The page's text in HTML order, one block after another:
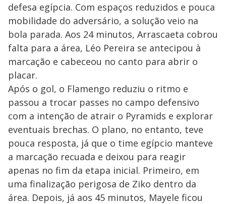
defesa egípcia. Com espaços reduzidos e pouca
mobilidade do adversário, a solução veio na
bola parada. Aos 24 minutos, Arrascaeta cobrou
falta para a área, Léo Pereira se antecipou à
marcação e cabeceou no canto para abrir o
placar.
Após o gol, o Flamengo reduziu o ritmo e
passou a trocar passes no campo defensivo
com a intenção de atrair o Pyramids e explorar
eventuais brechas. O plano, no entanto, teve
pouca resposta, já que o time egípcio manteve
a marcação recuada e deixou para reagir
apenas no fim da etapa inicial. Primeiro, em
uma finalização perigosa de Ziko dentro da
área. Depois, já aos 45 minutos, Mayele ficou